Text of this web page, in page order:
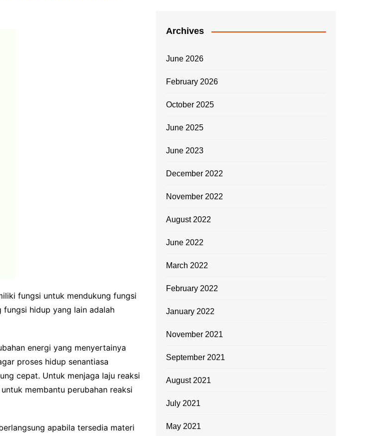
fungsi untuk mendukung fungsi
fungsi hidup yang lain adalah
energi yang menyertainya
proses hidup senantiasa
cepat. Untuk menjaga laju reaksi
membantu perubahan reaksi
apabila tersedia materi
Archives
June 2026
February 2026
October 2025
June 2025
June 2023
December 2022
November 2022
August 2022
June 2022
March 2022
February 2022
January 2022
November 2021
September 2021
August 2021
July 2021
May 2021